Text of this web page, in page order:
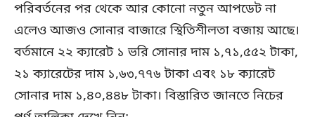
পরিবর্তনের পর থেকে আর কোনো নতুন আপডেট না
এলেও আজও সোনার বাজারে স্থিতিশীলতা বজায় আছে।
বর্তমানে ২২ ক্যারেট ১ ভরি সোনার দাম ১,৭১,৫৫২ টাকা,
২১ ক্যারেটের দাম ১,৬৩,৭৭৬ টাকা এবং ১৮ ক্যারেট
সোনার দাম ১,৪০,৪৪৮ টাকা। বিস্তারিত জানতে নিচের